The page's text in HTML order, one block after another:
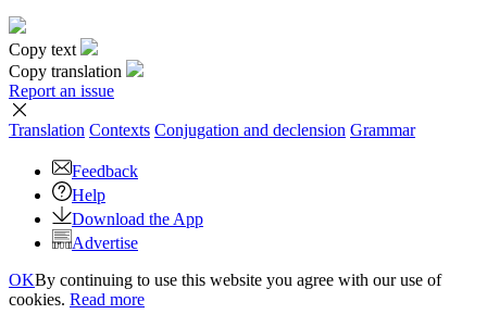
Copy text
Copy translation
Report an issue
Translation Contexts Conjugation and declension Grammar
Feedback
Help
Download the App
Advertise
OKBy continuing to use this website you agree with our use of
cookies. Read more